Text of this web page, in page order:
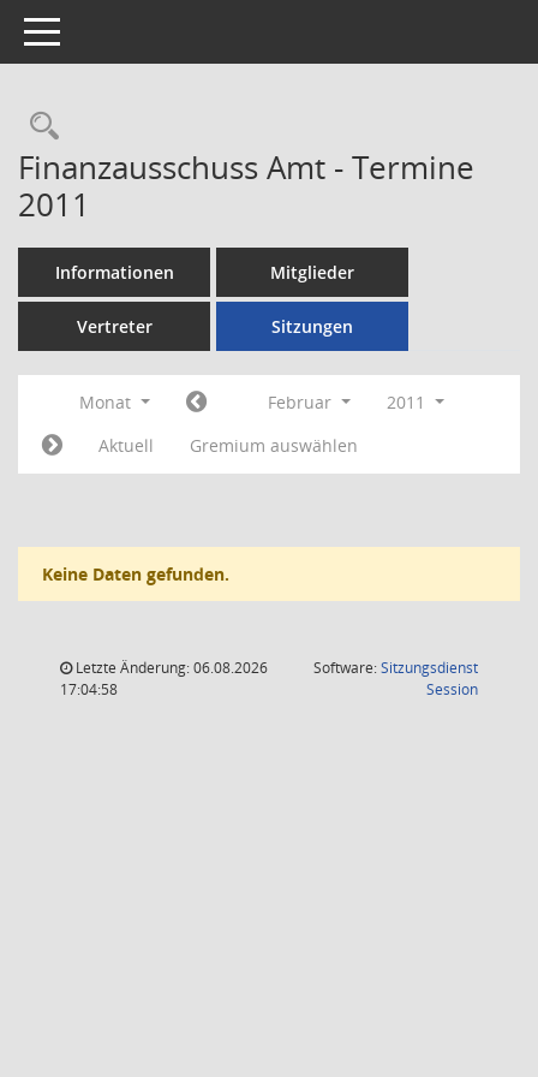
Toggle navigation
Rechercheauswahl
Finanzausschuss Amt - Termine
2011
Informationen Mitglieder
Vertreter Sitzungen
Monat Februar
2011
Aktuell
Gremium auswählen
Keine Daten gefunden.
Letzte Änderung: 06.08.2026
17:04:58
Software:Sitzungsdienst
Session(Wird in